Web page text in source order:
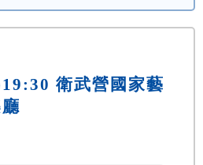
衛武營國家藝